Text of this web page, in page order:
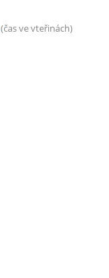
(čas ve vteřinách)